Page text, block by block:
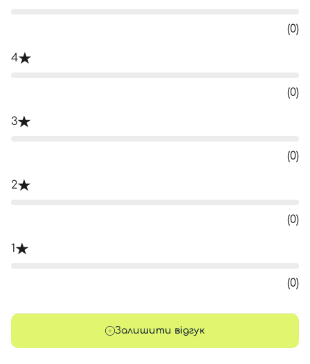
(0)
4
(0)
3
(0)
2
(0)
1
(0)
Залишити відгук